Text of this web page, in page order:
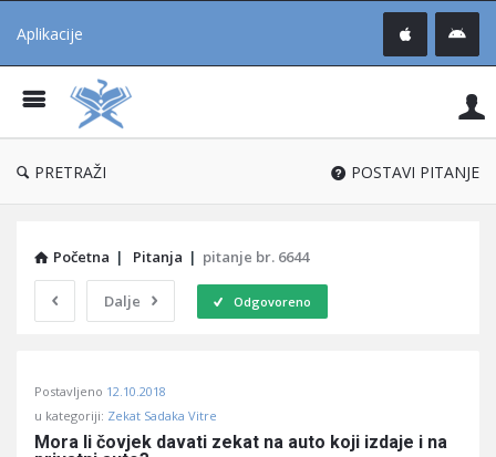
Aplikacije
®
PRETRAŽI POSTAVI PITANJE
Početna | Pitanja | pitanje br. 6644
Dalje Odgovoreno
Učene
Postavljeno 12.10.2018
u kategoriji: Zekat Sadaka Vitre
Mora li čovjek davati zekat na auto koji izdaje i na